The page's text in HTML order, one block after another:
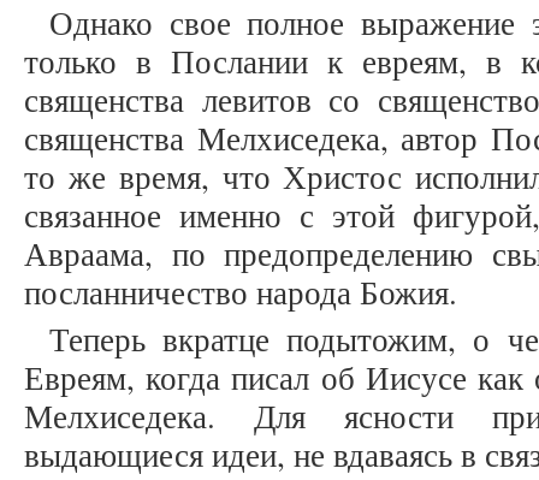
Однако свое полное
только в Послании к евреям, в
священства левитов со
священства Мелхиседека, автор
то же время, что Христос
связанное именно с этой
Авраама, по предопределению
посланничество народа Божия.
Теперь вкратце подытожим, о
Евреям, когда писал об Иисусе
Мелхиседека. Для ясности
выдающиеся идеи, не вдаваясь в